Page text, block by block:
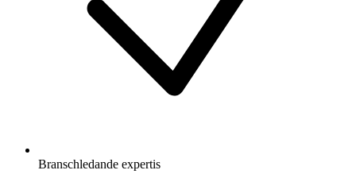
Branschledande expertis